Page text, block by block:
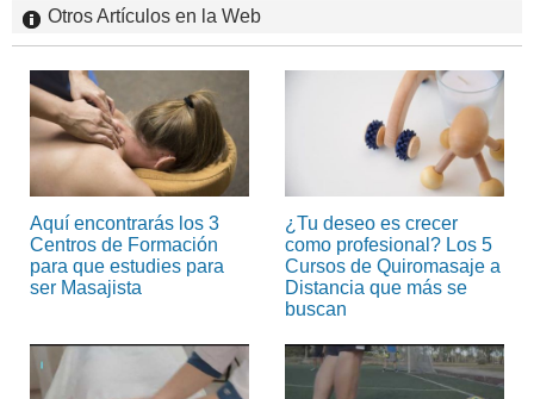
Otros Artículos en la Web
Aquí encontrarás los 3
Centros de Formación
para que estudies para
ser Masajista
¿Tu deseo es crecer
como profesional? Los 5
Cursos de Quiromasaje a
Distancia que más se
buscan